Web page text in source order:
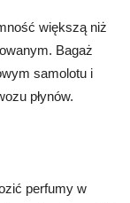
większą niż
Bagaż
samolotu i
płynów.
perfumy w